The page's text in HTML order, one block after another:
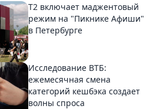
Т2 включает маджентовый
режим на "Пикнике Афиши"
в Петербурге
Исследование ВТБ:
ежемесячная смена
категорий кешбэка создает
волны спроса